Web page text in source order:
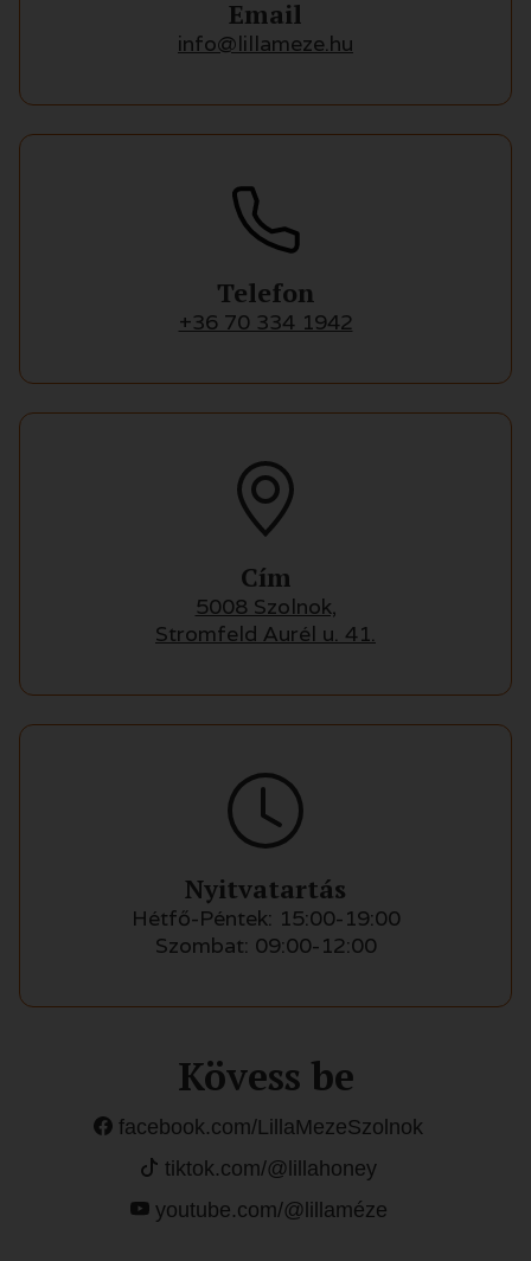
Email
info@lillameze.hu
Telefon
+36 70 334 1942
Cím
5008 Szolnok,
Stromfeld Aurél u. 41.
Nyitvatartás
Hétfő-Péntek: 15:00-19:00
Szombat: 09:00-12:00
Kövess be
facebook.com/LillaMezeSzolnok
tiktok.com/@lillahoney
youtube.com/@lillaméze